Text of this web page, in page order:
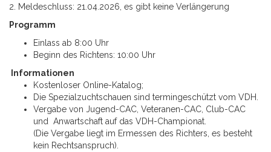
2. Meldeschluss: 21.04.2026, es gibt keine Verlängerung
Programm
Einlass ab 8:00 Uhr
Beginn des Richtens: 10:00 Uhr
Informationen
Kostenloser Online-Katalog;
Die Spezialzuchtschauen sind termingeschützt vom VDH.
Vergabe von Jugend-CAC, Veteranen-CAC, Club-CAC
und Anwartschaft auf das VDH-Championat.
(Die Vergabe liegt im Ermessen des Richters, es besteht
kein Rechtsanspruch).